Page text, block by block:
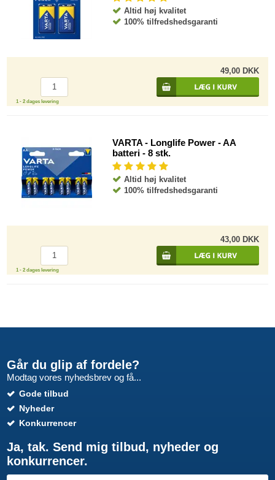
Altid høj kvalitet
100% tilfredshedsgaranti
49,00 DKK
1 - 2 dages levering
VARTA - Longlife Power - AA
batteri - 8 stk.
Altid høj kvalitet
100% tilfredshedsgaranti
43,00 DKK
1 - 2 dages levering
Går du glip af fordele?
Modtag vores nyhedsbrev og få...
Gode tilbud
Nyheder
Konkurrencer
Ja, tak. Send mig tilbud, nyheder og
konkurrencer.